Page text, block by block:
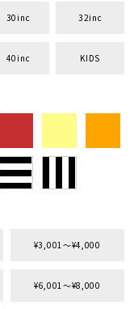
search
30inc 32inc
40inc KIDS
¥3,001〜¥4,000
¥6,001〜¥8,000